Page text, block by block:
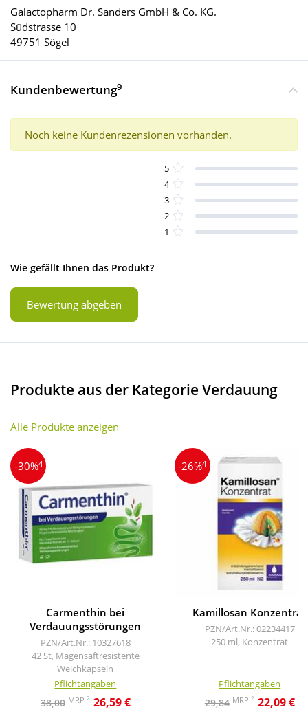
Galactopharm Dr. Sanders GmbH & Co. KG.
Südstrasse 10
49751 Sögel
Kundenbewertung9
Noch keine Kundenrezensionen vorhanden.
5
4
3
2
1
Wie gefällt Ihnen das Produkt?
Bewertung abgeben
Produkte aus der Kategorie Verdauung
Alle Produkte anzeigen
-30%4
Carmenthin bei
Verdauungsstörungen
PZN/Art.Nr.: 10327618
42 St, Magensaftresistente
Weichkapseln
Pflichtangaben
38,00 MRP 2 26,59 €
-26%4
Kamillosan Konzentrat
PZN/Art.Nr.: 02234417
250 ml, Konzentrat
Pflichtangaben
29,84 MRP 2 22,09 €